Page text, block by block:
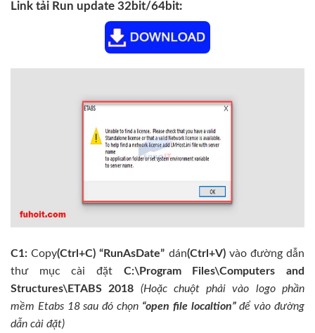
Link tải Run update 32bit/64bit:
C1: Copy(Ctrl+C) “RunAsDate” dán(Ctrl+V)vào đường dẫn
thư mục cài đặt C:\Program Files\Computers and
Structures\ETABS 2018 (Hoặc chuột phải vào logo phần
mềm Etabs 18 sau đó chọn “open file localtion”để vào đường
dẫn cài đặt)